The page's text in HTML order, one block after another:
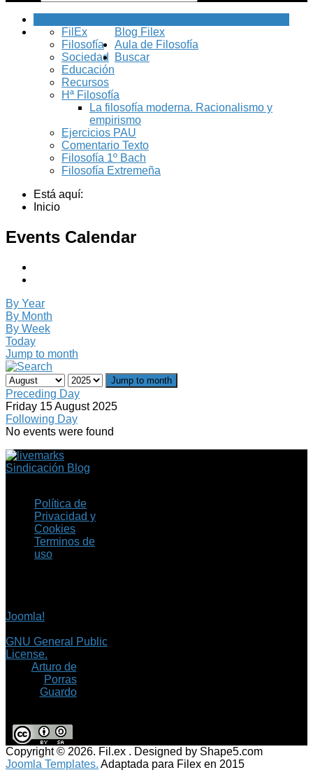
Blog Filex
FilEx
Filosofía
Sociedad
Educación
Recursos
Aula de Filosofía
Hª Filosofía
La filosofía moderna. Racionalismo y
empirismo
Ejercicios PAU
Comentario Texto
Filosofía 1º Bach
Filosofía Extremeña
Buscar
Está aquí:
Inicio
Events Calendar
By Year
By Month
By Week
Today
Jump to month
Jump to month
Preceding Day
Friday 15 August 2025
Following Day
No events were found
Sindicación Blog
Política de
Privacidad y
Cookies
Terminos de
uso
Joomla!
GNU General Public
License.
Arturo de
Porras
Guardo
Copyright © 2026. Fil.ex . Designed by Shape5.com
Joomla Templates. Adaptada para Filex en 2015